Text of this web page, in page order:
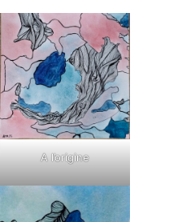
A l’origine